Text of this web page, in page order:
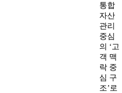
통합
자산
관리
중심
의 ‘고
객 맥
락 중
심 구
조’로